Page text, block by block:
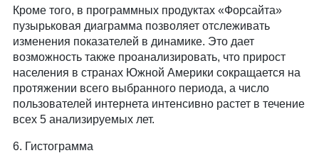
Кроме того, в программных продуктах «Форсайта»
пузырьковая диаграмма позволяет отслеживать
изменения показателей в динамике. Это дает
возможность также проанализировать, что прирост
населения в странах Южной Америки сокращается на
протяжении всего выбранного периода, а число
пользователей интернета интенсивно растет в течение
всех 5 анализируемых лет.
6. Гистограмма